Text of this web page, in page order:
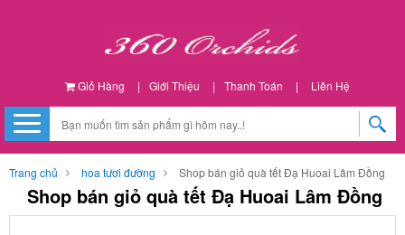
Giỏ Hàng | Giới Thiệu | Thanh Toán | Liên Hệ
Trang chủ hoa tươi đường Shop bán giỏ quà tết Đạ Huoai Lâm Đồng
Shop bán giỏ quà tết Đạ Huoai Lâm Đồng